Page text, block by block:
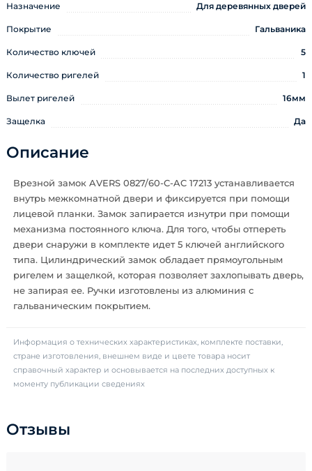
Назначение Для деревянных дверей
Покрытие Гальваника
Количество ключей 5
Количество ригелей 1
Вылет ригелей 16мм
Защелка Да
Описание
Врезной замок AVERS 0827/60-C-AC 17213 устанавливается
внутрь межкомнатной двери и фиксируется при помощи
лицевой планки. Замок запирается изнутри при помощи
механизма постоянного ключа. Для того, чтобы отпереть
двери снаружи в комплекте идет 5 ключей английского
типа. Цилиндрический замок обладает прямоугольным
ригелем и защелкой, которая позволяет захлопывать дверь,
не запирая ее. Ручки изготовлены из алюминия с
гальваническим покрытием.
Информация о технических характеристиках, комплекте поставки,
стране изготовления, внешнем виде и цвете товара носит
справочный характер и основывается на последних доступных к
моменту публикации сведениях
Отзывы